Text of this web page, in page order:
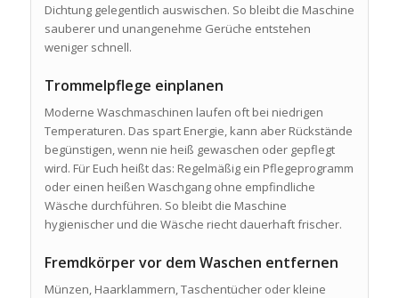
Dichtung gelegentlich auswischen. So bleibt die Maschine
sauberer und unangenehme Gerüche entstehen
weniger schnell.
Trommelpflege einplanen
Moderne Waschmaschinen laufen oft bei niedrigen
Temperaturen. Das spart Energie, kann aber Rückstände
begünstigen, wenn nie heiß gewaschen oder gepflegt
wird. Für Euch heißt das: Regelmäßig ein Pflegeprogramm
oder einen heißen Waschgang ohne empfindliche
Wäsche durchführen. So bleibt die Maschine
hygienischer und die Wäsche riecht dauerhaft frischer.
Fremdkörper vor dem Waschen entfernen
Münzen, Haarklammern, Taschentücher oder kleine